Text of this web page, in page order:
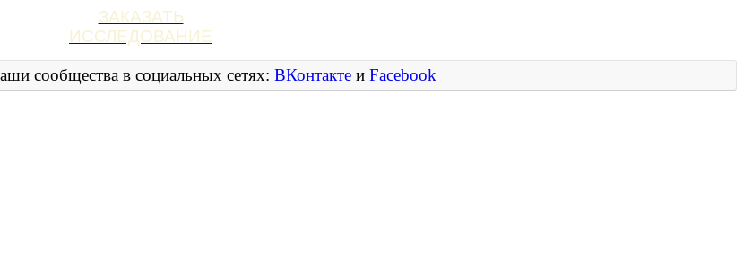
ЗАКАЗАТЬ
ИССЛЕДОВАНИЕ
сообщества в социальных сетях: ВКонтактеи Facebook